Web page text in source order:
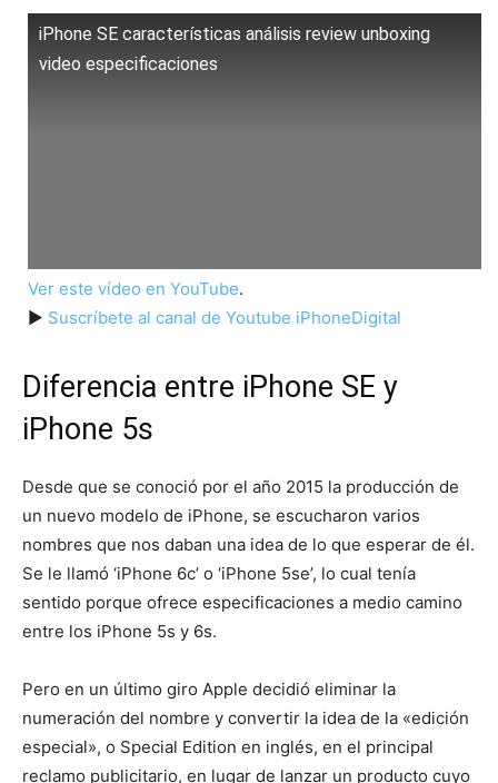
iPhone SE características análisis review unboxing
video especificaciones
Ver este vídeo en YouTube.
► Suscríbete al canal de Youtube iPhoneDigital
Diferencia entre iPhone SE y
iPhone 5s
Desde que se conoció por el año 2015 la producción de
un nuevo modelo de iPhone, se escucharon varios
nombres que nos daban una idea de lo que esperar de él.
Se le llamó ‘iPhone 6c’ o ‘iPhone 5se’, lo cual tenía
sentido porque ofrece especificaciones a medio camino
entre los iPhone 5s y 6s.
Pero en un último giro Apple decidió eliminar la
numeración del nombre y convertir la idea de la «edición
especial», o Special Edition en inglés, en el principal
reclamo publicitario, en lugar de lanzar un producto cuyo